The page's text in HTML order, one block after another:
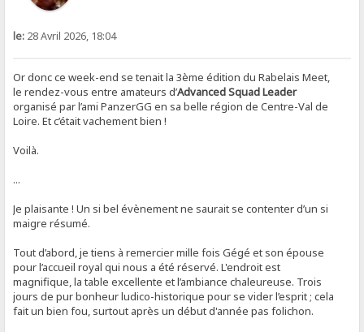
le: 28 Avril 2026, 18:04
Or donc ce week-end se tenait la 3ème édition du Rabelais Meet,
le rendez-vous entre amateurs d’Advanced Squad Leader
organisé par l’ami PanzerGG en sa belle région de Centre-Val de
Loire. Et c’était vachement bien !
Voilà.
...
Je plaisante ! Un si bel évènement ne saurait se contenter d’un si
maigre résumé.
Tout d’abord, je tiens à remercier mille fois Gégé et son épouse
pour l’accueil royal qui nous a été réservé. L'endroit est
magnifique, la table excellente et l’ambiance chaleureuse. Trois
jours de pur bonheur ludico-historique pour se vider l’esprit ; cela
fait un bien fou, surtout après un début d'année pas folichon.